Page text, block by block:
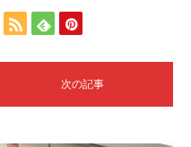
次の記事